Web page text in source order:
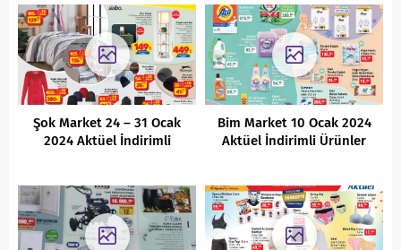
Şok Market 24 – 31 Ocak
2024 Aktüel İndirimli
Bim Market 10 Ocak 2024
Aktüel İndirimli Ürünler